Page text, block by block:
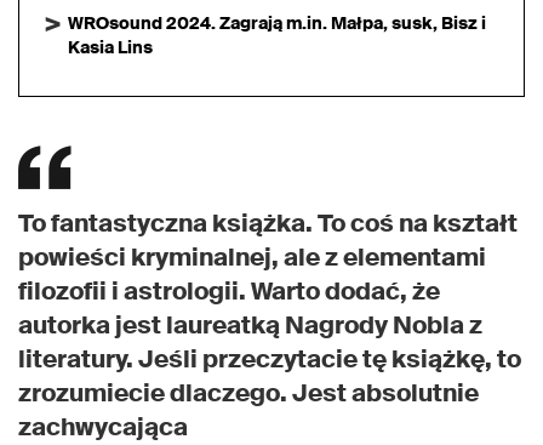
WROsound 2024. Zagrają m.in. Małpa, susk, Bisz i
Kasia Lins
To fantastyczna książka. To coś na kształt
powieści kryminalnej, ale z elementami
filozofii i astrologii. Warto dodać, że
autorka jest laureatką Nagrody Nobla z
literatury. Jeśli przeczytacie tę książkę, to
zrozumiecie dlaczego. Jest absolutnie
zachwycająca